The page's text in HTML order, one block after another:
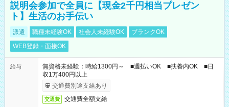
説明会参加で全員に【現金2千円相当プレゼン
ト】生活のお手伝い
派遣 職種未経験OK 社会人未経験OK
ブランクOK
WEB登録・面接OK
給与
無資格未経験：時給1300円～ ■週払いOK ■扶養内OK ■日
収1万400円以上
交通費別途支給あり
交通費 交通費全額支給